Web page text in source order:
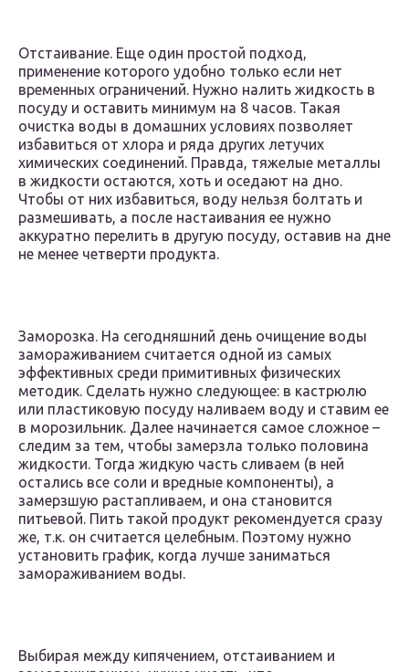
Отстаивание. Еще один простой подход,
применение которого удобно только если нет
временных ограничений. Нужно налить жидкость в
посуду и оставить минимум на 8 часов. Такая
очистка воды в домашних условиях позволяет
избавиться от хлора и ряда других летучих
химических соединений. Правда, тяжелые металлы
в жидкости остаются, хоть и оседают на дно.
Чтобы от них избавиться, воду нельзя болтать и
размешивать, а после настаивания ее нужно
аккуратно перелить в другую посуду, оставив на дне
не менее четверти продукта.
Заморозка. На сегодняшний день очищение воды
замораживанием считается одной из самых
эффективных среди примитивных физических
методик. Сделать нужно следующее: в кастрюлю
или пластиковую посуду наливаем воду и ставим ее
в морозильник. Далее начинается самое сложное –
следим за тем, чтобы замерзла только половина
жидкости. Тогда жидкую часть сливаем (в ней
остались все соли и вредные компоненты), а
замерзшую растапливаем, и она становится
питьевой. Пить такой продукт рекомендуется сразу
же, т.к. он считается целебным. Поэтому нужно
установить график, когда лучше заниматься
замораживанием воды.
Выбирая между кипячением, отстаиванием и